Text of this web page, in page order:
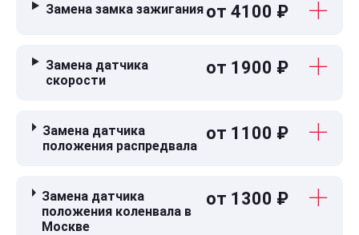
Замена замка зажигания от 4100 ₽
Замена датчика
скорости
от 1900 ₽
Замена датчика
положения распредвала
от 1100 ₽
Замена датчика
положения коленвала в
Москве
от 1300 ₽